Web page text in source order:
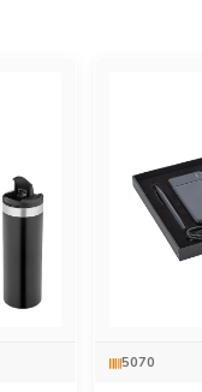
5070